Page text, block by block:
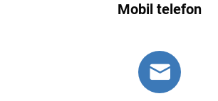
Mobil telefon